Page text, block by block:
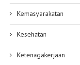
Kemasyarakatan
Kesehatan
Ketenagakerjaan